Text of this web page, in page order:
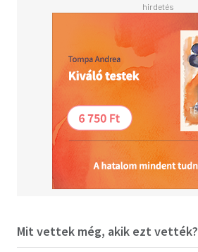
Mit vettek még, akik ezt vették?